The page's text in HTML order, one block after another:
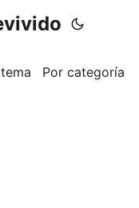
Por categoría